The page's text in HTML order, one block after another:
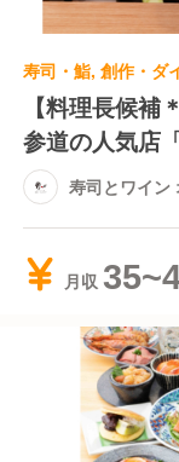
【料理長候
参道の人気店
寿司とワイン
月収